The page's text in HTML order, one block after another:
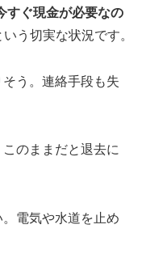
すぐ現金が必要なの
いう切実な状況です。
う。連絡手段も失
のままだと退去に
電気や水道を止め